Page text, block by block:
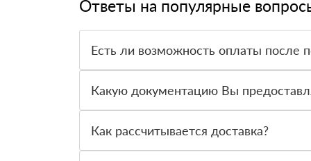
Ответы на популярные
Есть ли возможность оплаты после
вправе от него отказаться.
Какую документацию Вы
Как рассчитывается доставка?